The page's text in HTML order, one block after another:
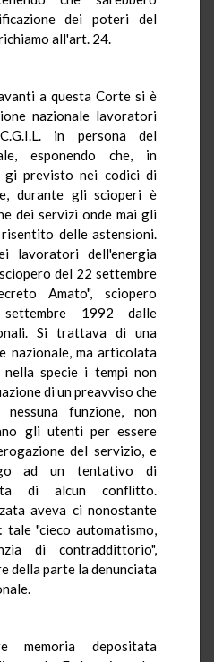
dei poteri del
all'art. 24.
a questa Corte si è
nazionale lavoratori
C.G.I.L. in persona del
esponendo che, in
gi previsto nei codici di
durante gli scioperi è
dei servizi onde mai gli
delle astensioni.
lavoratori dell'energia
del 22 settembre
Amato", sciopero
1992 dalle
Si trattava di una
nazionale, ma articolata
specie i tempi non
di un preavviso che
funzione, non
gli utenti per essere
del servizio, e
ad un tentativo di
di alcun conflitto.
aveva ci nonostante
tale "cieco automatismo,
di contraddittorio",
della parte la denunciata
memoria depositata